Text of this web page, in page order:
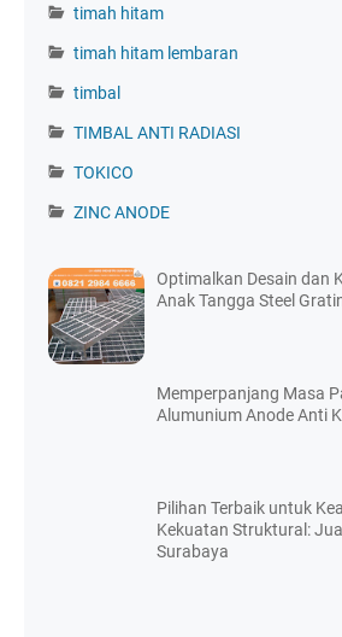
timah hitam
timah hitam lembaran
timbal
TIMBAL ANTI RADIASI
TOKICO
ZINC ANODE
Optimalkan Desain dan
Anak Tangga Steel
Memperpanjang Masa
Alumunium Anode Anti
Pilihan Terbaik untuk
Kekuatan Struktural:
Surabaya